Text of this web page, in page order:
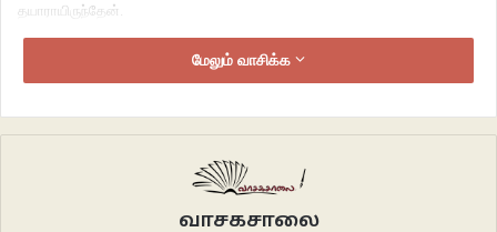
தயாராயிருந்தேன்.
எனக்கெதிரே அவள் குடித்து விட்டு வைத்த கோப்பையின் விளிம்பில் காபியின்
மேலும் வாசிக்க
வாசகசாலை